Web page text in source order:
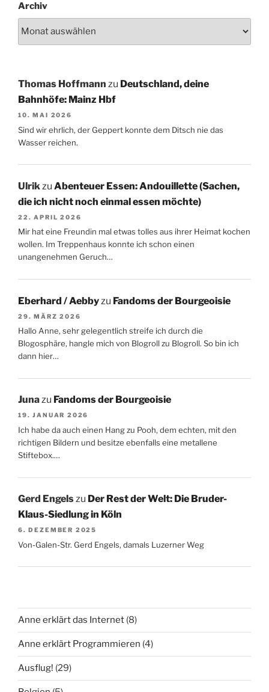
Archiv
Thomas Hoffmann zu Deutschland, deine
Bahnhöfe: Mainz Hbf
10. MAI 2026
Sind wir ehrlich, der Geppert konnte dem Ditsch nie das
Wasser reichen.
Ulrikzu Abenteuer Essen: Andouillette (Sachen,
die ich nicht noch einmal essen möchte)
22. APRIL 2026
Mir hat eine Freundin mal etwas tolles aus ihrer Heimat kochen
wollen. Im Treppenhaus konnte ich schon einen
unangenehmen Geruch…
Eberhard / Aebby zu Fandoms der Bourgeoisie
29. MÄRZ 2026
Hallo Anne, sehr gelegentlich streife ich durch die
Blogosphäre, hangle mich von Blogroll zu Blogroll. So bin ich
dann hier…
Junazu Fandoms der Bourgeoisie
19. JANUAR 2026
Ich habe da auch einen Hang zu Pooh, dem echten, mit den
richtigen Bildern und besitze ebenfalls eine metallene
Stiftebox.…
Gerd Engelszu Der Rest der Welt: Die Bruder-
Klaus-Siedlung in Köln
6. DEZEMBER 2025
Von-Galen-Str. Gerd Engels, damals Luzerner Weg
Anne erklärt das Internet (8)
Anne erklärt Programmieren (4)
Ausflug! (29)